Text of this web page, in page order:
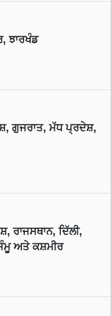
ਝਾਰਖੰਡ
ਗੁਜਰਾਤ, ਮੱਧ ਪ੍ਰਦੇਸ਼,
ਰਾਜਸਥਾਨ, ਦਿੱਲੀ,
ਅਤੇ ਕਸ਼ਮੀਰ